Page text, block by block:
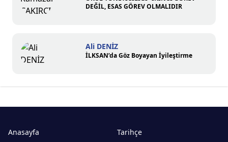
DEĞİL, ESAS GÖREV OLMALIDIR
Ali DENİZ
İLKSAN’da Göz Boyayan İyileştirme
Anasayfa
Tarihçe